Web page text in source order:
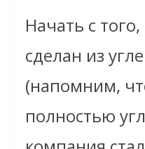
Начать с
сделан из
(напомним,
полностью